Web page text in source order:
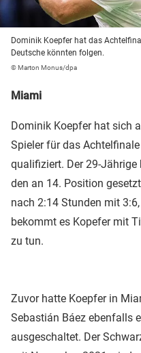
Dominik Koepfer hat das
Deutsche könnten folgen.
© Marton Monus/dpa
Miami
Dominik Koepfer hat sich
Spieler für das
qualifiziert. Der 29-
den an 14. Position
nach 2:14 Stunden mit
bekommt es Kopefer mit
zu tun.
Zuvor hatte Koepfer in
Sebastián Báez ebenfalls
ausgeschaltet. Der